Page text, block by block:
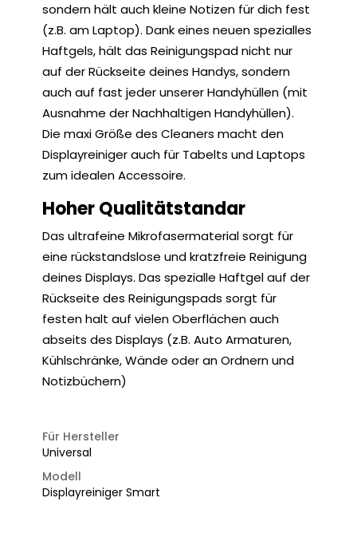
sondern hält auch kleine Notizen für dich fest
(z.B. am Laptop). Dank eines neuen spezialles
Haftgels, hält das Reinigungspad nicht nur
auf der Rückseite deines Handys, sondern
auch auf fast jeder unserer Handyhüllen (mit
Ausnahme der Nachhaltigen Handyhüllen).
Die maxi Größe des Cleaners macht den
Displayreiniger auch für Tabelts und Laptops
zum idealen Accessoire.
Hoher Qualitätstandar
Das ultrafeine Mikrofasermaterial sorgt für
eine rückstandslose und kratzfreie Reinigung
deines Displays. Das spezialle Haftgel auf der
Rückseite des Reinigungspads sorgt für
festen halt auf vielen Oberflächen auch
abseits des Displays (z.B. Auto Armaturen,
Kühlschränke, Wände oder an Ordnern und
Notizbüchern)
Für Hersteller
Universal
Modell
Displayreiniger Smart